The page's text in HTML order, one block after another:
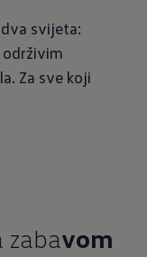
svijeta:
održivim
Za sve koji
zabavom